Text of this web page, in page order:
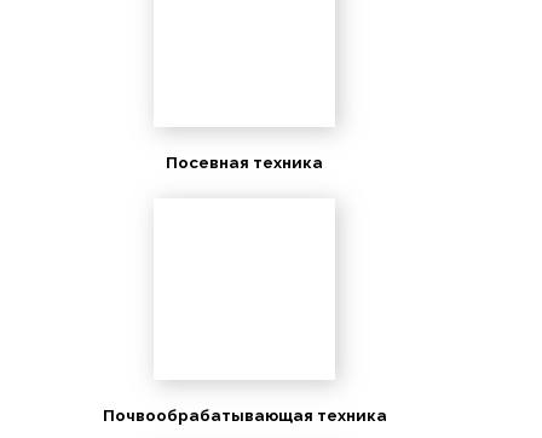
Посевная техника
Почвообрабатывающая техника